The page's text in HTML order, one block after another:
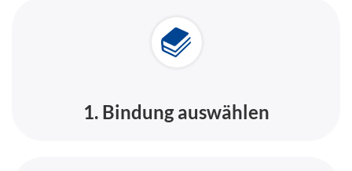
1. Bindung auswählen